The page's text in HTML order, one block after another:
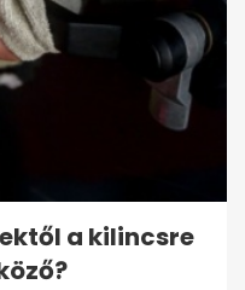
a kilincsre